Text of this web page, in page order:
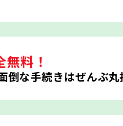
無料！
倒な手続きはぜんぶ